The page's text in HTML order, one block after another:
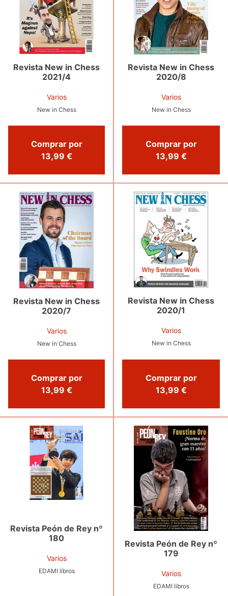
Revista New in Chess
2021/4
Varios
New in Chess
Comprar por
13,99 €
Revista New in Chess
2020/8
Varios
New in Chess
Comprar por
13,99 €
Revista New in Chess
2020/7
Varios
New in Chess
Comprar por
13,99 €
Revista New in Chess
2020/1
Varios
New in Chess
Comprar por
13,99 €
Revista Peón de Rey nº
180
Varios
EDAMI libros
Revista Peón de Rey nº
179
Varios
EDAMI libros